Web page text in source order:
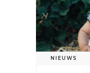
NIEUWS